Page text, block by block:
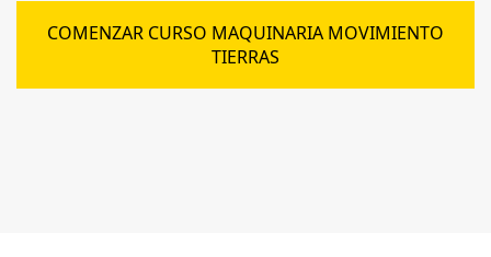
COMENZAR CURSO MAQUINARIA MOVIMIENTO
TIERRAS